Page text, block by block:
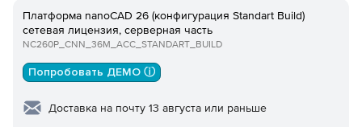
Платформа nanoCAD 26 (конфигурация Standart Build)
сетевая лицензия, серверная часть
NC260P_CNN_36M_ACC_STANDART_BUILD
Попробовать ДЕМО ⓘ
Доставка на почту 13 августа или раньше